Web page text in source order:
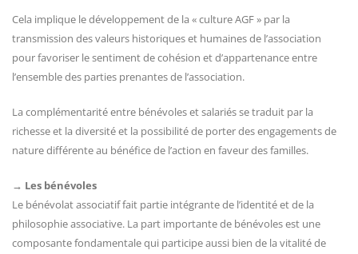
Cela implique le développement de la « culture AGF » par la
transmission des valeurs historiques et humaines de l’association
pour favoriser le sentiment de cohésion et d’appartenance entre
l’ensemble des parties prenantes de l’association.
La complémentarité entre bénévoles et salariés se traduit par la
richesse et la diversité et la possibilité de porter des engagements de
nature différente au bénéfice de l’action en faveur des familles.
→ Les bénévoles
Le bénévolat associatif fait partie intégrante de l’identité et de la
philosophie associative. La part importante de bénévoles est une
composante fondamentale qui participe aussi bien de la vitalité de